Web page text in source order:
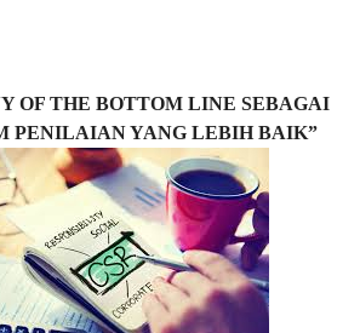
OF THE BOTTOM LINE SEBAGAI
PENILAIAN YANG LEBIH BAIK”